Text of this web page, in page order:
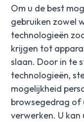
Om u de best
gebruiken zowel
technologieën
krijgen tot
slaan. Door in te
technologieën,
mogelijkheid
browsegedrag of
verwerken. U